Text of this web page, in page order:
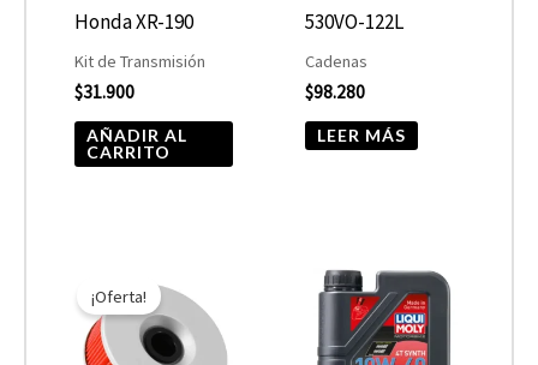
Honda XR-190
Kit de Transmisión
$31.900
AÑADIR AL
CARRITO
530VO-122L
Cadenas
$98.280
LEER MÁS
¡Oferta!
precio
original
era:
$10.890.
actual
es:
$5.445.
de